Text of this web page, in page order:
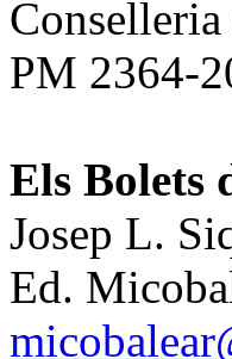
PM 2364-
Els Bolets
Josep L.
Ed.